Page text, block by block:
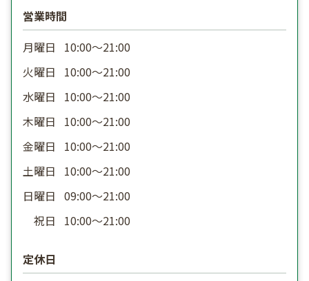
営業時間
月曜日
10:00〜21:00
火曜日
10:00〜21:00
水曜日
10:00〜21:00
木曜日
10:00〜21:00
金曜日
10:00〜21:00
土曜日
10:00〜21:00
日曜日 09:00〜21:00
祝日
10:00〜21:00
定休日